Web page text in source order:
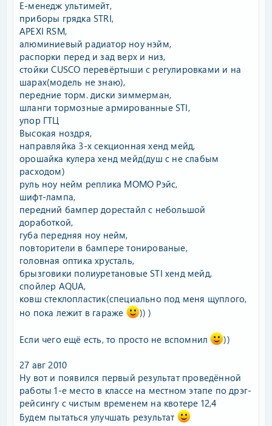
Е-менедж ультимейт,
приборы грядка STRI,
APEXI RSM,
алюминиевый радиатор ноу нэйм,
распорки перед и зад верх и низ,
стойки CUSCO перевёртыши с регулировками и на
шарах(модель не знаю),
передние торм. диски зиммерман,
шланги тормозные армированные STI,
упор ГТЦ
Высокая ноздря,
направляйка 3-х секционная хенд мейд,
орошайка кулера хенд мейд(душ с не слабым
расходом)
руль ноу нейм реплика МОМО Рэйс,
шифт-лампа,
передний бампер дорестайл с небольшой
доработкой,
губа передняя ноу нейм,
повторители в бампере тонированые,
головная оптика хрусталь,
брызговики полиуретановые STI хенд мейд,
спойлер AQUA,
ковш стеклопластик(специально под меня щуплого,
но пока лежит в гараже
)) )
Если чего ещё есть, то просто не вспомнил ))
27 авг 2010
Ну вот и появился первый результат проведённой
работы 1-е место в классе на местном этапе по дрэг-
рейсингу с чистым временем на квотере 12,4
Будем пытаться улучшать результат